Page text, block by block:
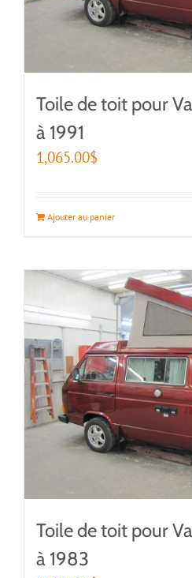
Toile de toit pour
à 1991
1,065.00$
Ajouter au panier
Toile de toit pour
à 1983